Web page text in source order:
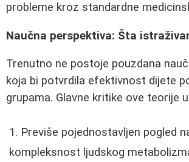
probleme kroz standardne
Naučna perspektiva: Šta
Trenutno ne postoje pouzdana
koja bi potvrdila efektivnost dijete
grupama. Glavne kritike ove teorije
Previše pojednostavljen pogled
kompleksnost ljudskog